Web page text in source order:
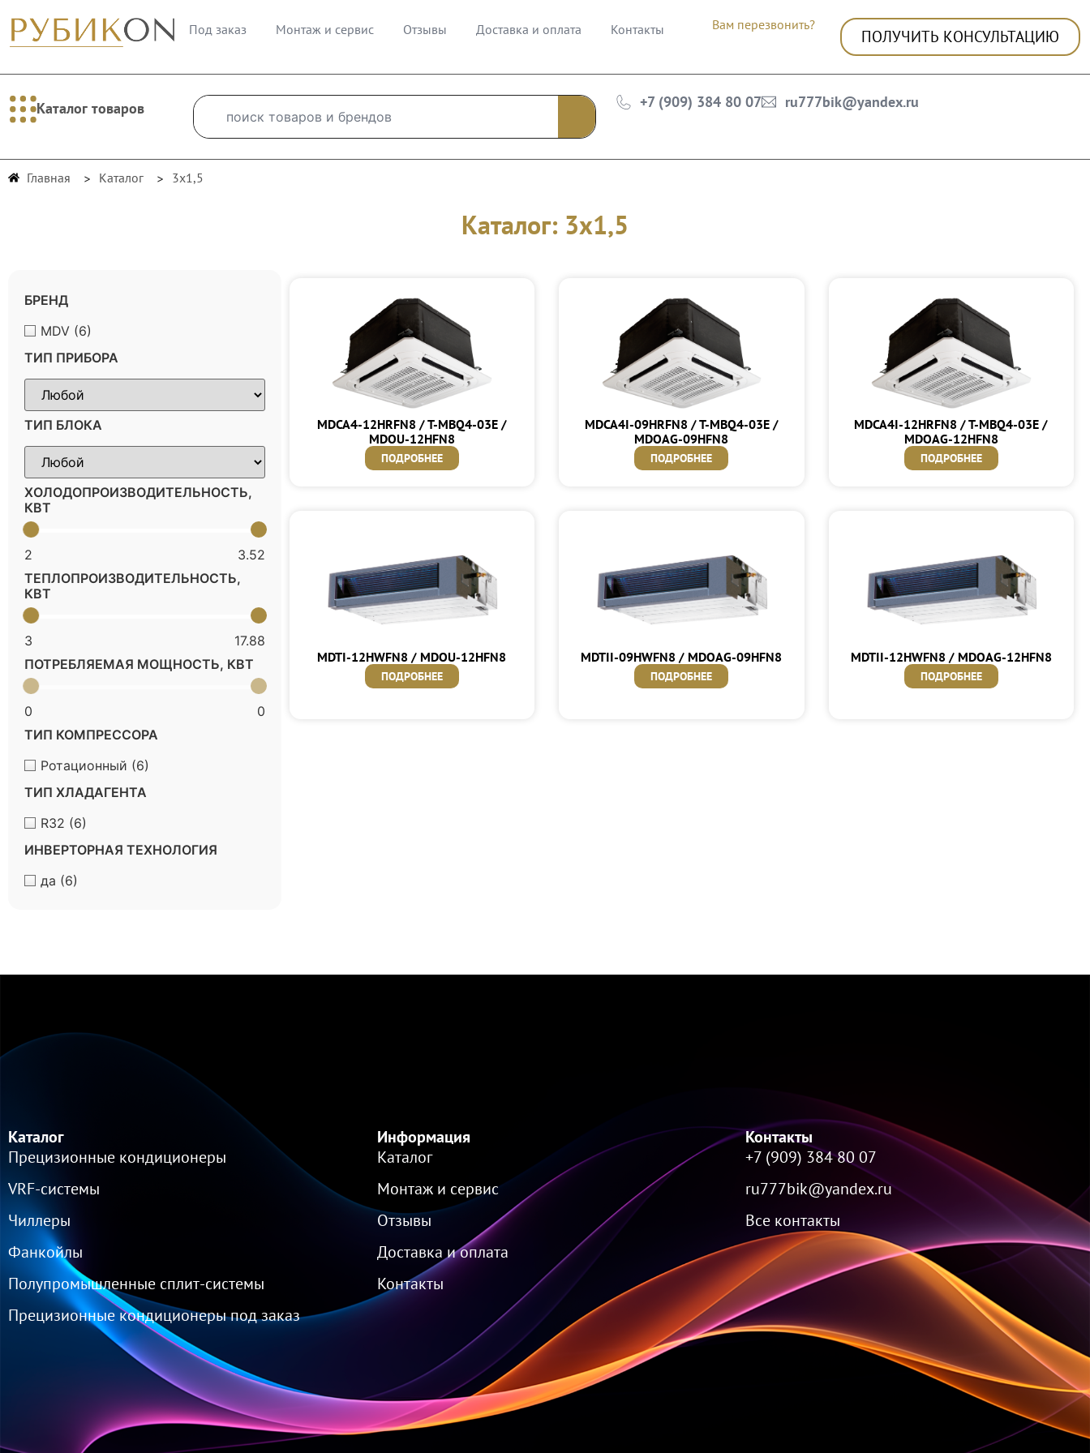
Под заказ Монтаж и сервис Отзывы Доставка и оплата Контакты Вам перезвонить?
ПОЛУЧИТЬ КОНСУЛЬТАЦИЮ
Каталог товаров +7 (909) 384 80 07 ru777bik@yandex.ru
Главная Каталог 3х1,5
Каталог: 3х1,5
БРЕНД
MDV (6)
ТИП ПРИБОРА
ТИП БЛОКА
ХОЛОДОПРОИЗВОДИТЕЛЬНОСТЬ,
КВТ
2
3.52
ТЕПЛОПРОИЗВОДИТЕЛЬНОСТЬ,
КВТ
3
17.88
ПОТРЕБЛЯЕМАЯ МОЩНОСТЬ, КВТ
0
0
ТИП КОМПРЕССОРА
Ротационный (6)
ТИП ХЛАДАГЕНТА
R32 (6)
ИНВЕРТОРНАЯ ТЕХНОЛОГИЯ
да (6)
MDCA4-12HRFN8 / T-MBQ4-03E /
MDOU-12HFN8
ПОДРОБНЕЕ
MDCA4I-09HRFN8 / T-MBQ4-03E /
MDOAG-09HFN8
ПОДРОБНЕЕ
MDCA4I-12HRFN8 / T-MBQ4-03E /
MDOAG-12HFN8
ПОДРОБНЕЕ
MDTI-12HWFN8 / MDOU-12HFN8
ПОДРОБНЕЕ
MDTII-09HWFN8 / MDOAG-09HFN8
ПОДРОБНЕЕ
MDTII-12HWFN8 / MDOAG-12HFN8
ПОДРОБНЕЕ
Каталог
Прецизионные кондиционеры
VRF-cистемы
Чиллеры
Фанкойлы
Полупромышленные сплит-системы
Прецизионные кондиционеры под заказ
Информация
Каталог
Монтаж и сервис
Отзывы
Доставка и оплата
Контакты
Контакты
+7 (909) 384 80 07
ru777bik@yandex.ru
Все контакты